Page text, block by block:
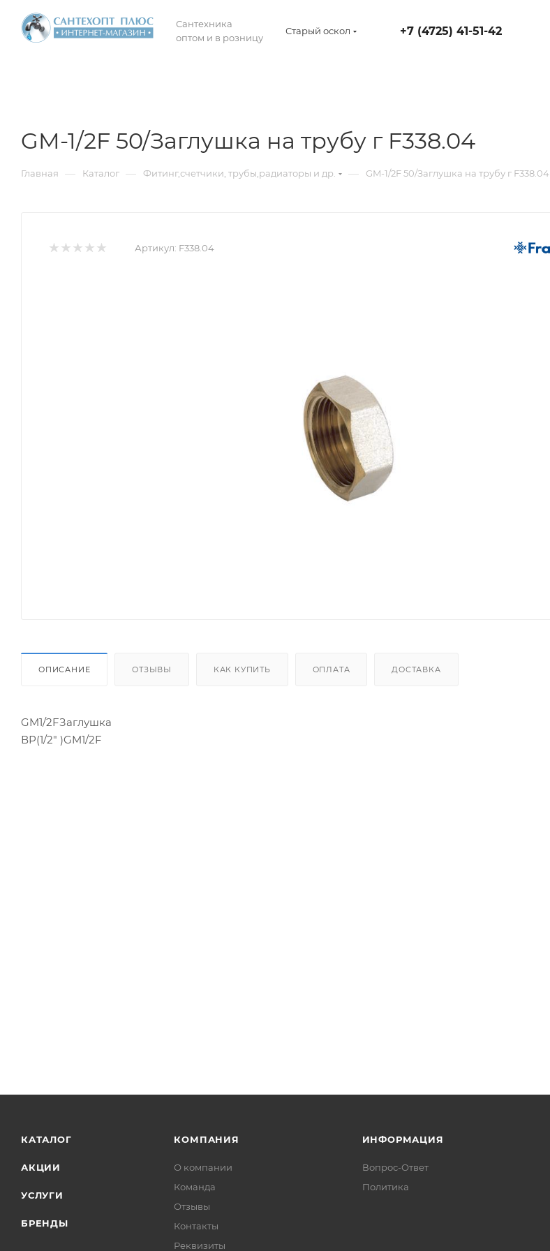
Сантехника
оптом и в розницу
Старый оскол +7 (4725) 41-51-42
GM-1/2F 50/Заглушка на трубу г F338.04
Главная — Каталог — Фитинг,счетчики, трубы,радиаторы и др. — GM-1/2F 50/Заглушка на трубу г F338.04
Артикул: F338.04
ОПИСАНИЕ ОТЗЫВЫ КАК КУПИТЬ ОПЛАТА ДОСТАВКА
GM1/2FЗаглушка
ВР(1/2" )GM1/2F
КАТАЛОГ
АКЦИИ
УСЛУГИ
БРЕНДЫ
КОМПАНИЯ
О компании
Команда
Отзывы
Контакты
Реквизиты
ИНФОРМАЦИЯ
Вопрос-Ответ
Политика